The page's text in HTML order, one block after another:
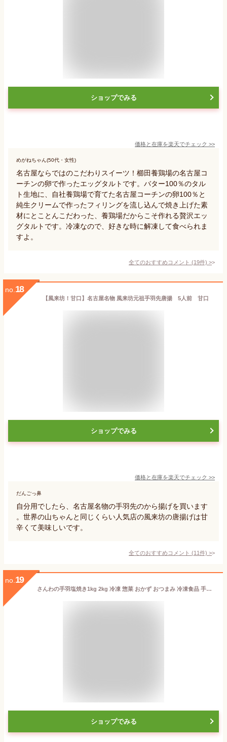
ショップでみる
価格と在庫を楽天でチェック >>
めがねちゃん(50代・女性)
名古屋ならではのこだわりスイーツ！櫛田養鶏場の名古屋コ
ーチンの卵で作ったエッグタルトです。バター100％のタル
ト生地に、自社養鶏場で育てた名古屋コーチンの卵100％と
純生クリームで作ったフィリングを流し込んで焼き上げた素
材にとことんこだわった、養鶏場だからこそ作れる贅沢エッ
グタルトです。冷凍なので、好きな時に解凍して食べられま
すよ。
全てのおすすめコメント (19件) >
no. 18
【風来坊！甘口】名古屋名物 風来坊元祖手羽先唐揚 5人前 甘口
ショップでみる
価格と在庫を楽天でチェック >>
だんごっ鼻
自分用でしたら、名古屋名物の手羽先のから揚げを買います
。世界の山ちゃんと同じくらい人気店の風来坊の唐揚げは甘
辛くて美味しいです。
全てのおすすめコメント (11件) >
no. 19
さんわの手羽塩焼き1kg 2kg 冷凍 惣菜 おかず おつまみ 冷凍食品 手羽塩 手羽先 塩焼き 鶏肉 お取り寄せ グルメ 弁当 業務用 大容量 名古屋名物 名古屋 お土産 送料無料 鶏三和 三和 さんわ
ショップでみる